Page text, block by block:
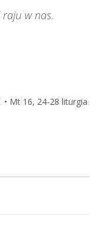
w nas.
• Mt 16, 24-28 liturgia